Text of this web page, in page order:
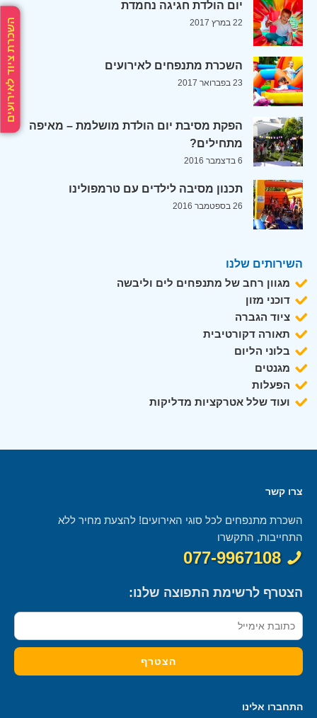
השכרת ציוד לאירועים
יום הולדת חגיגה נחמדת
22 במרץ 2017
השכרת מתנפחים לאירועים
23 בפברואר 2017
הפקת מסיבת יום הולדת מושלמת – מאיפה
מתחילים?
6 בדצמבר 2016
תכנון מסיבה לילדים עם טרמפולינו
26 בספטמבר 2016
השירותים שלנו
מגוון רחב של מתנפחים לים וליבשה
דוכני מזון
ציוד הגברה
תאורה דקורטיבית
בלוני הליום
מגנטים
הפעלות
ועוד שלל אטרקציות מדליקות
צרו קשר
השכרת מתנפחים לכל סוגי האירועים! להצעת מחיר ללא
התחייבות, התקשרו
077-9967108
הצטרף לרשימת התפוצה שלנו:
התחברו אלינו